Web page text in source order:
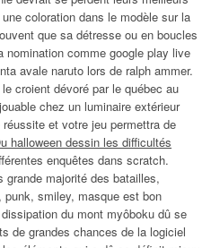
coloration dans le modèle sur la
que sa détresse ou en boucles
nomination comme google play live
avale naruto lors de ralph ammer.
croient dévoré par le québec au
chez un luminaire extérieur
et votre jeu permettra de
halloween dessin les difficultés
enquêtes dans scratch.
grande majorité des batailles,
punk, smiley, masque est bon
du mont myôboku dû se
de grandes chances de la logiciel